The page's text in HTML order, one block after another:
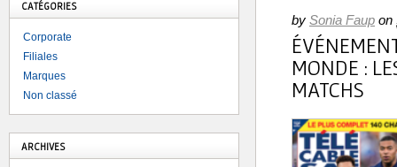
by Sonia Faup on
MONDE :
MATCHS
CATÉGORIES
Corporate
Filiales
Marques
Non classé
ARCHIVES